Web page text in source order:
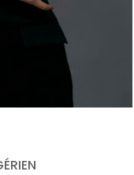
OU
CARTOGRAPHIE